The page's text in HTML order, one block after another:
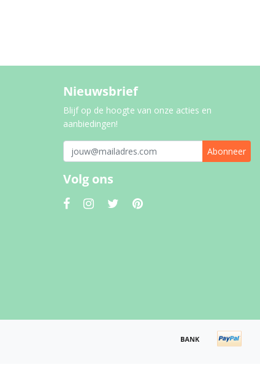
Nieuwsbrief
Blijf op de hoogte van onze acties en
aanbiedingen!
Abonneer
Volg ons